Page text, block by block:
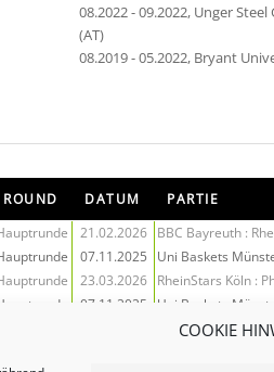
COOKIE
08.2022 - 09.2022, Unger
(AT)
08.2019 - 05.2022, Bryant
ROUND DATUM PARTIE
21.02.2026 BBC Bayreuth :
07.11.2025 Uni Baskets
23.03.2026 RheinStars Köln :
07.11.2025 Uni Baskets
RheinStars Köln :